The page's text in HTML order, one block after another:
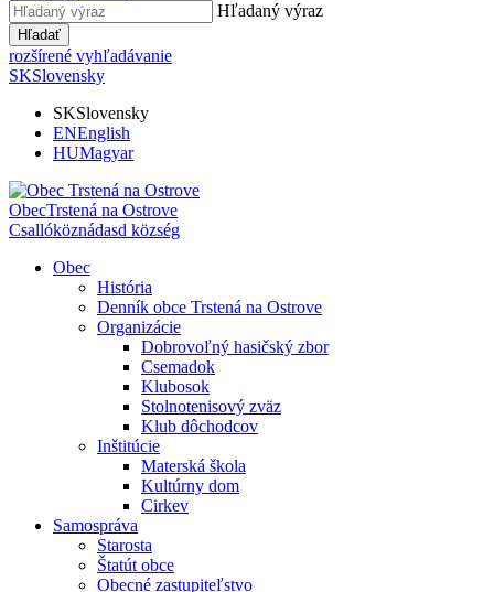
Hľadaný výraz
Hľadať
rozšírené vyhľadávanie
SKSlovensky
SKSlovensky
ENEnglish
HUMagyar
ObecTrstená na Ostrove
Csallóköznádasd község
Obec
História
Denník obce Trstená na Ostrove
Organizácie
Dobrovoľný hasičský zbor
Csemadok
Klubosok
Stolnotenisový zväz
Klub dôchodcov
Inštitúcie
Materská škola
Kultúrny dom
Cirkev
Samospráva
Starosta
Štatút obce
Obecné zastupiteľstvo